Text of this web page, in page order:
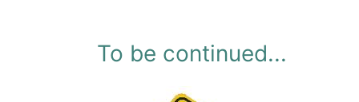
To be continued...